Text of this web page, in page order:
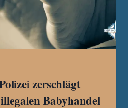
zerschlägt
Babyhandel